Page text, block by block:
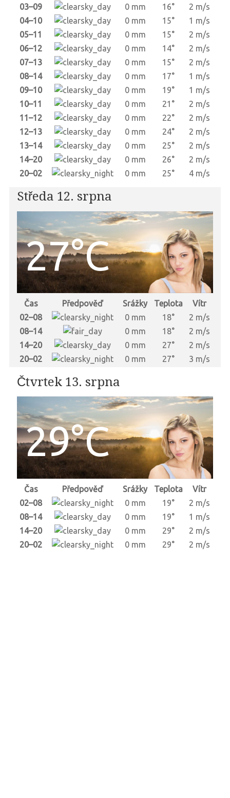
03–09 0 mm 16°
2 m/s
04–10
0 mm 15°
1 m/s
05–11
0 mm 15°
2 m/s
06–12
0 mm 14°
2 m/s
07–13
0 mm 15°
2 m/s
08–14
0 mm 17°
1 m/s
09–10
0 mm 19°
1 m/s
10–11
0 mm 21°
2 m/s
11–12
0 mm 22°
2 m/s
12–13
0 mm 24°
2 m/s
13–14
0 mm 25°
2 m/s
14–20
0 mm 26°
2 m/s
20–02
0 mm 25° 4 m/s
Středa 12. srpna
27°C
Čas Předpověď Srážky Teplota
Vítr
02–08
0 mm 18°
2 m/s
08–14
0 mm 18°
2 m/s
14–20
0 mm 27°
2 m/s
20–02
0 mm 27° 3 m/s
Čtvrtek 13. srpna
29°C
Čas Předpověď Srážky Teplota
Vítr
02–08
0 mm 19°
2 m/s
08–14
0 mm 19°
1 m/s
14–20
0 mm 29°
2 m/s
20–02
0 mm 29° 2 m/s